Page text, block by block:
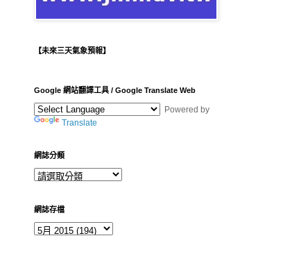
【未來三天氣象預報】
Google 網站翻譯工具 / Google Translate Web
Powered by
Translate
網誌分類
網誌存檔